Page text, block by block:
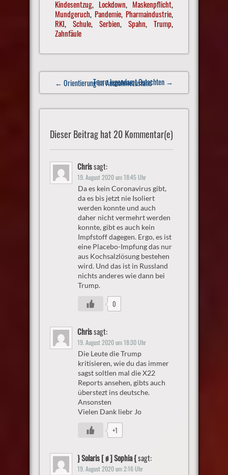
Kindesentzug, Lockdown, Maskenpflicht,
Mundgeruch, Pandemie, Pharmaindustrie,
RKI, Schule, Serbien,Spahn,Trump,
Zahnfäule
Post
navigation
← Orientierung im Ausnahmezustand
Teure Jugendamt Gutachten →
Dieser Beitrag hat 20 Kommentar(e)
Chrissagt:
19. August 2020 um 18:45 Uhr
Da es kein Coronavirus gibt,
da es bis jetzt nie Isoliert
werden konnte und auch
daher nicht vermehrt werden
konnte, gibt es auch kein
Impfstoff dagegen. Ergo, es ist
eine Placebo-Impfung das nur
aus Kochsalzlösung bestehen
wird. Und das ist in Russland
nichts anderes wie dann bei
Trump.
0
Chrissagt:
19. August 2020 um 18:30 Uhr
Die Leute die Trump
kritisieren, wie du das immer
sagst soltlen mal die X22
Reports ansehen, gibts auch
überstezt ins deutsche.
Ansonsten
Vielen Dank liebr Jo
+1
} Solaris [ ø ] Sophia {sagt:
19. August 2020 um 2:16 Uhr